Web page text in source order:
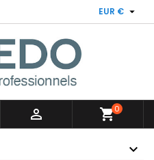
EUR € 
 shopping_cart0